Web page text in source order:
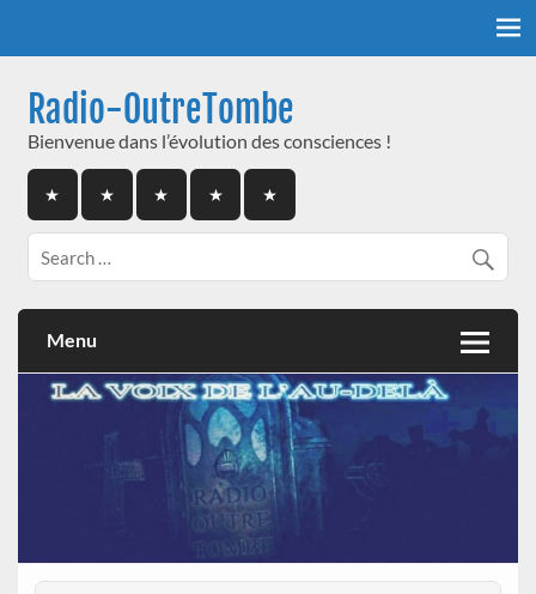
Radio-OutreTombe
Bienvenue dans l’évolution des consciences !
Menu